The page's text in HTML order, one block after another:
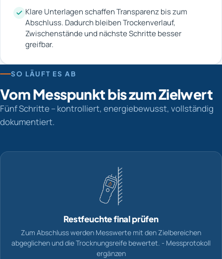
Klare Unterlagen schaffen Transparenz bis zum
Abschluss. Dadurch bleiben Trockenverlauf,
Zwischenstände und nächste Schritte besser
greifbar.
SO LÄUFT ES AB
Vom Messpunkt bis zum Zielwert
Fünf Schritte – kontrolliert, energiebewusst, vollständig
dokumentiert.
Restfeuchte final prüfen
Zum Abschluss werden Messwerte mit den Zielbereichen
abgeglichen und die Trocknungsreife bewertet. - Messprotokoll
ergänzen